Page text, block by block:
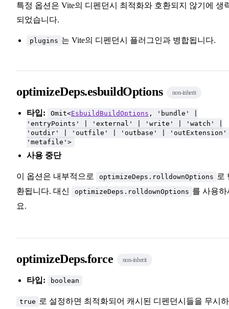
특정 옵션은 Vite의 디펜던시 최적화와 호환되지 않기에 생
되었습니다.
plugins 는 Vite의 디펜던시 플러그인과 병합됩니다.
optimizeDeps.esbuildOptions non-inherit
타입: Omit<EsbuildBuildOptions , 'bundle' |
'entryPoints' | 'external' | 'write' | 'watch' |
'outdir' | 'outfile' | 'outbase' |
'metafile'>
사용 중단
이 옵션은 내부적으로 optimizeDeps.rolldownOptions 로
환됩니다. 대신
optimizeDeps.rolldownOptions 를 사용하
요.
optimizeDeps.force non-inherit
타입: boolean
true 로 설정하면 최적화되어 캐시된 디펜던시들을 무시하